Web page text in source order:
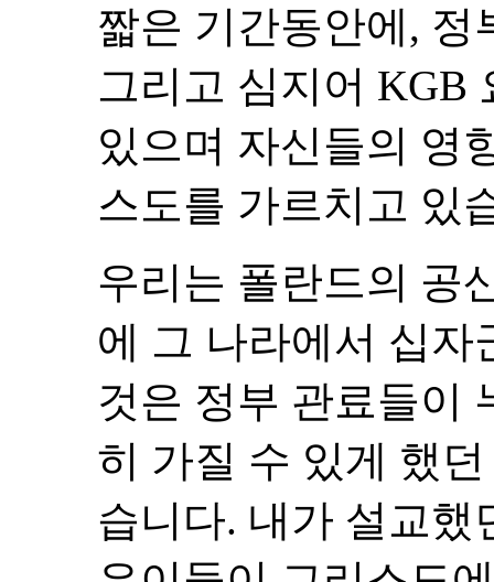
짧은 기간동안에, 정
그리고 심지어 KGB
있으며 자신들의 영
스도를 가르치고 있
우리는 폴란드의 공
에 그 나라에서 십자
것은 정부 관료들이
히 가질 수 있게 했
습니다. 내가 설교했